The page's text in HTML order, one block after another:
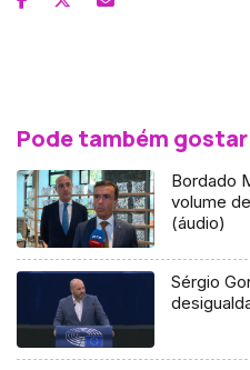
Pode também gostar
Bordado
volume
(áudio)
Sérgio